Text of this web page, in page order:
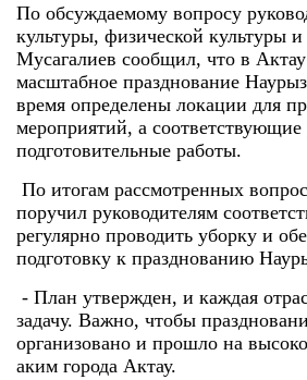
По обсуждаемому вопросу
культуры, физической культуры
Мусагалиев сообщил, что в
масштабное празднование
время определены локации для
мероприятий, а
подготовительные работы.
По итогам рассмотренных
поручил руководителям
регулярно проводить уборку и
подготовку к празднованию
- План утвержден, и каждая
задачу. Важно, чтобы
организовано и прошло на
аким города Актау.